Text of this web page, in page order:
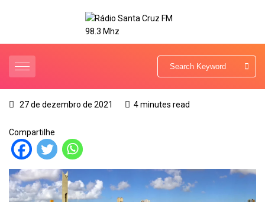
27 de dezembro de 2021 4 minutes read
Compartilhe